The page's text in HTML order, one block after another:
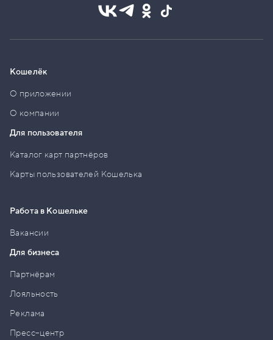
Кошелёк
О приложении
О компании
Для пользователя
Каталог карт партнёров
Карты пользователей Кошелька
Работа в Кошельке
Вакансии
Для бизнеса
Партнёрам
Лояльность
Реклама
Пресс–центр